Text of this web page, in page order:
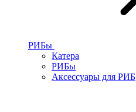
РИБы
Катера
РИБы
Аксессуары для РИБ